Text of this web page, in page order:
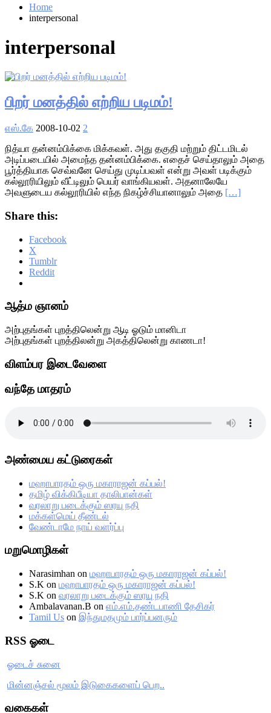
Home
interpersonal
interpersonal
பிறர் மனத்தில் எற்றிய படிமம்!
எஸ்.கே 2008-10-02 2
நித்யா தன்னம்பிக்கை மிக்கவள். அது தகுதி மற்றும் திட்டமிடல்
அடிப்படையில் அமைந்த தன்னம்பிக்கை. எதைச் செய்தாலும் அதை
பூர்த்தியாக செவ்வனே செய்து முடிப்பவள் என்று அவள் படிக்கும்
கல்லூரியிலும் வீட்டிலும் பெயர் வாங்கியவள். அதனாலேயே
அவளுடைய கல்லூரியில் எந்த நிகழ்ச்சியானாலும் அதை […]
Share this:
Facebook
X
Tumblr
Reddit
Primary
ஆத்ம ஞானம்
அற்புதங்கள் புறத்திலென்று ஆடி ஓடும் மானிடா
அற்புதங்கள் புறத்திலன்று அகத்திலென்று காணடா!
விளம்பர இடைவேளை
வந்தே மாதரம்
அண்மைய கட்டுரைகள்
மஹாபாரதம் ஒரு மகாராஜன் கப்பல்!
தமிழ் விக்கிபீடியா தாலிபான்கள்
வரலாறு படைக்கும் ஸரயு நதி
மக்கள்மெய் தீண்டல்
வேண்டாமே நாய் வளர்ப்பு
மறுமொழிகள்
Narasimhan on மஹாபாரதம் ஒரு மகாராஜன் கப்பல்!
S.K on மஹாபாரதம் ஒரு மகாராஜன் கப்பல்!
S.K on வரலாறு படைக்கும் ஸரயு நதி
Ambalavanan.B on எம்.எம்.தண்டபாணி தேசிகர்
Tamil Us on இந்துமதமும் பார்ப்பனரும்
RSS ஓடை
ஓடைச் சுனை
மின்னஞ்சல் மூலம் இடுகைகளைப் பெற..
வகைகள்